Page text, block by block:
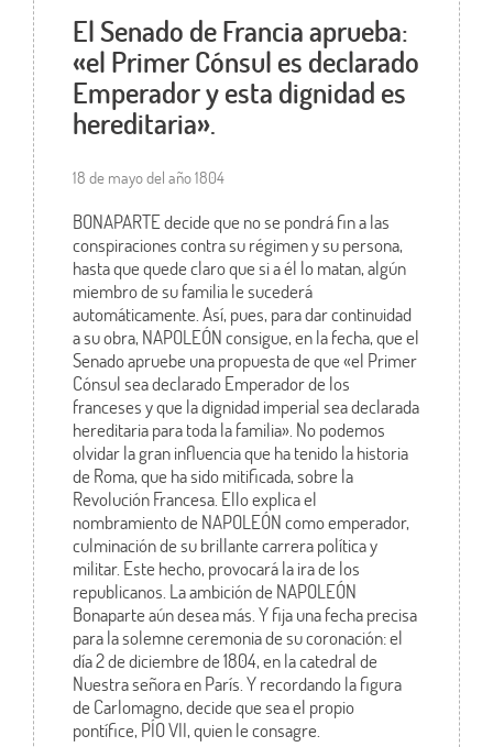
El Senado de Francia aprueba:
«el Primer Cónsul es declarado
Emperador y esta dignidad es
hereditaria».
18 de mayo del año 1804
BONAPARTE decide que no se pondrá fin a las
conspiraciones contra su régimen y su persona,
hasta que quede claro que si a él lo matan, algún
miembro de su familia le sucederá
automáticamente. Así, pues, para dar continuidad
a su obra, NAPOLEÓN consigue, en la fecha, que el
Senado apruebe una propuesta de que «el Primer
Cónsul sea declarado Emperador de los
franceses y que la dignidad imperial sea declarada
hereditaria para toda la familia». No podemos
olvidar la gran influencia que ha tenido la historia
de Roma, que ha sido mitificada, sobre la
Revolución Francesa. Ello explica el
nombramiento de NAPOLEÓN como emperador,
culminación de su brillante carrera política y
militar. Este hecho, provocará la ira de los
republicanos. La ambición de NAPOLEÓN
Bonaparte aún desea más. Y fija una fecha precisa
para la solemne ceremonia de su coronación: el
día 2 de diciembre de 1804, en la catedral de
Nuestra señora en París. Y recordando la figura
de Carlomagno, decide que sea el propio
pontífice, PÍO VII, quien le consagre.